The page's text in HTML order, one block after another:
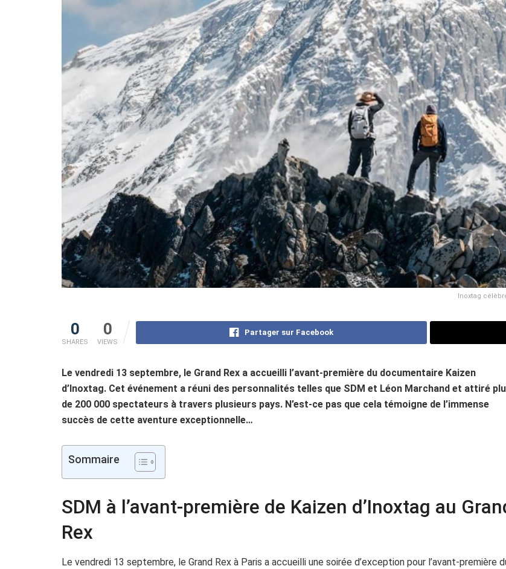
Inoxtag
0
SHARES
0
VIEWS
Partager sur Facebook
Le vendredi 13 septembre, le Grand Rex a accueilli l’avant-première du documentaire Kaizen
d’Inoxtag. Cet événement a réuni des personnalités telles que SDM et Léon Marchand et attiré
de 200 000 spectateurs à travers plusieurs pays. N’est-ce pas que cela témoigne de l’immense
succès de cette aventure exceptionnelle…
Sommaire
SDM à l’avant-première de Kaizen d’Inoxtag au
Rex
Le vendredi 13 septembre, le Grand Rex à Paris a accueilli une soirée d’exception pour l’avant-première